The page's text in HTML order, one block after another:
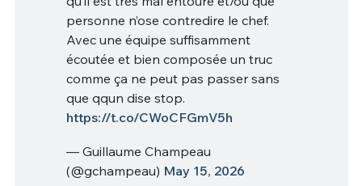
personne n’ose contredire le chef.
Avec une équipe suffisamment
écoutée et bien composée un truc
comme ça ne peut pas passer sans
que qqun dise stop.
https://t.co/CWoCFGmV5h
— Guillaume Champeau
(@gchampeau) May 15, 2026